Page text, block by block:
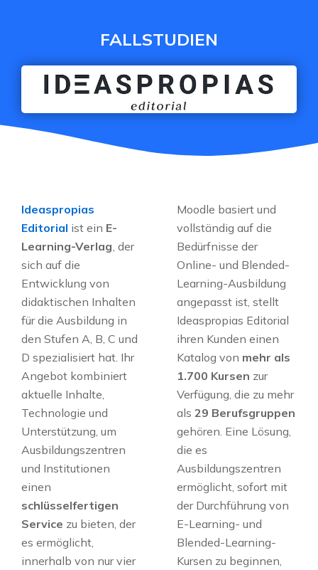
FALLSTUDIEN
Ideaspropias
Editorial ist ein E-
Learning-Verlag, der
sich auf die
Entwicklung von
didaktischen Inhalten
für die Ausbildung in
den Stufen A, B, C und
D spezialisiert hat. Ihr
Angebot kombiniert
aktuelle Inhalte,
Technologie und
Unterstützung, um
Ausbildungszentren
und Institutionen
einen
schlüsselfertigen
Service zu bieten, der
es ermöglicht,
innerhalb von nur vier
Moodle basiert und
vollständig auf die
Bedürfnisse der
Online- und Blended-
Learning-Ausbildung
angepasst ist, stellt
Ideaspropias Editorial
ihren Kunden einen
Katalog von mehr als
1.700 Kursen zur
Verfügung, die zu mehr
als 29 Berufsgruppen
gehören. Eine Lösung,
die es
Ausbildungszentren
ermöglicht, sofort mit
der Durchführung von
E-Learning- und
Blended-Learning-
Kursen zu beginnen,